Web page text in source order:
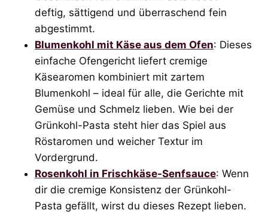
deftig, sättigend und überraschend fein
abgestimmt.
Blumenkohl mit Käse aus dem Ofen: Dieses
einfache Ofengericht liefert cremige
Käsearomen kombiniert mit zartem
Blumenkohl – ideal für alle, die Gerichte mit
Gemüse und Schmelz lieben. Wie bei der
Grünkohl-Pasta steht hier das Spiel aus
Röstaromen und weicher Textur im
Vordergrund.
Rosenkohl in Frischkäse-Senfsauce: Wenn
dir die cremige Konsistenz der Grünkohl-
Pasta gefällt, wirst du dieses Rezept lieben.